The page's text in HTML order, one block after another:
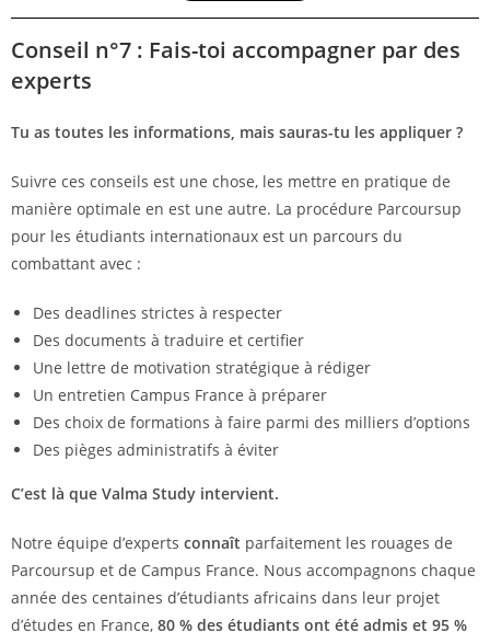
Conseil n°7 : Fais-toi accompagner par des
experts
Tu as toutes les informations, mais sauras-tu les appliquer ?
Suivre ces conseils est une chose, les mettre en pratique de
manière optimale en est une autre. La procédure Parcoursup
pour les étudiants internationaux est un parcours du
combattant avec :
Des deadlines strictes à respecter
Des documents à traduire et certifier
Une lettre de motivation stratégique à rédiger
Un entretien Campus France à préparer
Des choix de formations à faire parmi des milliers d’options
Des pièges administratifs à éviter
C’est là que Valma Study intervient.
Notre équipe d’experts connaît parfaitement les rouages de
Parcoursup et de Campus France. Nous accompagnons chaque
année des centaines d’étudiants africains dans leur projet
d’études en France, 80 % des étudiants ont été admis et 95 %